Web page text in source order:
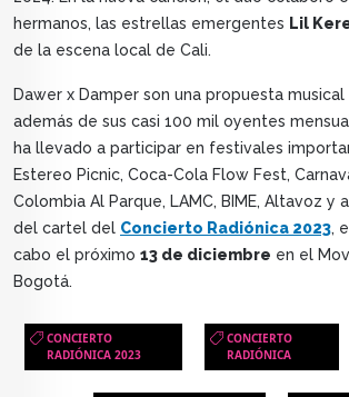
hermanos, las estrellas emergentes Lil
de la escena local de Cali.
Dawer x Damper son una propuesta musical
además de sus casi 100 mil oyentes
ha llevado a participar en festivales
Estereo Picnic, Coca-Cola Flow Fest,
Colombia Al Parque, LAMC, BIME, Altavoz y
del cartel del Concierto Radiónica 2023,
cabo el próximo 13 de diciembre en el
Bogotá.
CONCIERTO
RADIÓNICA 2023
CONCIERTO
RADIÓNICA